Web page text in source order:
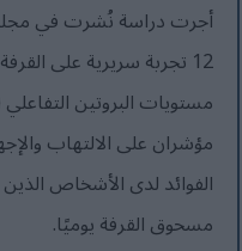
أجرت دراسة نُشرت في مجلة
12 تجربة سريرية على
مؤشران على الالتهاب
مسحوق القرفة يوميًا.